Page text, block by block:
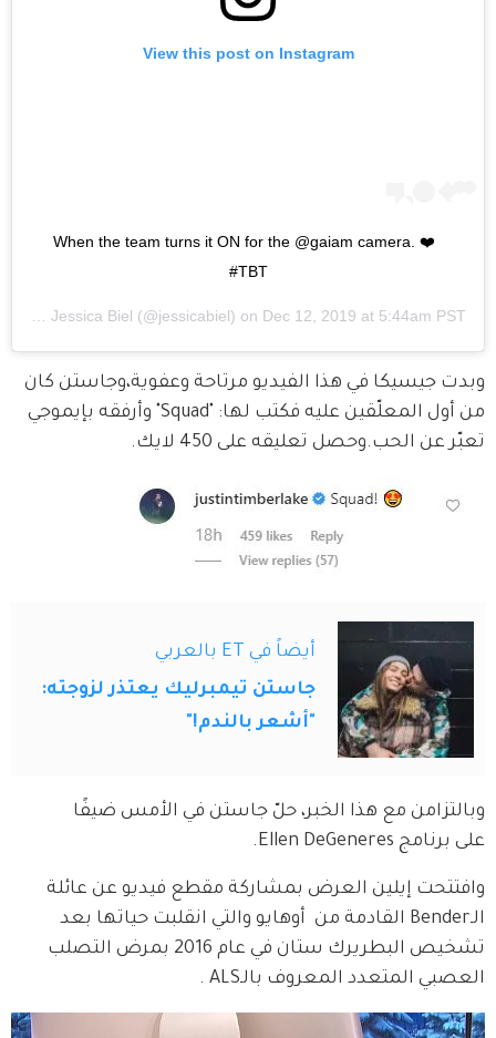
View this post on Instagram
When the team turns it ON for the @gaiam camera. ❤️
#TBT
A post shared by Jessica Biel (@jessicabiel) on Dec 12, 2019 at 5:44am PST
وبدت جيسيكا في هذا الفيديو مرتاحة وعفوية،وجاستن كان
من أول المعلّقين عليه فكتب لها: "Squad" وأرفقه بإيموجي
تعبّر عن الحب.وحصل تعليقه على 450 لايك.
أيضاً في ET بالعربي
جاستن تيمبرليك يعتذر لزوجته:
"أشعر بالندم!"
وبالتزامن مع هذا الخبر، حلّ جاستن في الأمس ضيفًا
على برنامج Ellen DeGeneres.
وافتتحت إيلين العرض بمشاركة مقطع فيديو عن عائلة
الـBender القادمة من  أوهايو والتي انقلبت حياتها بعد
تشخيص البطريرك ستان في عام 2016 بمرض التصلب
العصبي المتعدد المعروف بالـALS .